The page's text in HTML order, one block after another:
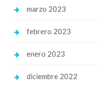
marzo 2023
febrero 2023
enero 2023
diciembre 2022